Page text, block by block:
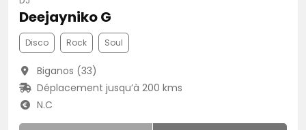
Deejayniko G
Disco Rock Soul
Biganos (33)
Déplacement jusqu’à 200 kms
N.C